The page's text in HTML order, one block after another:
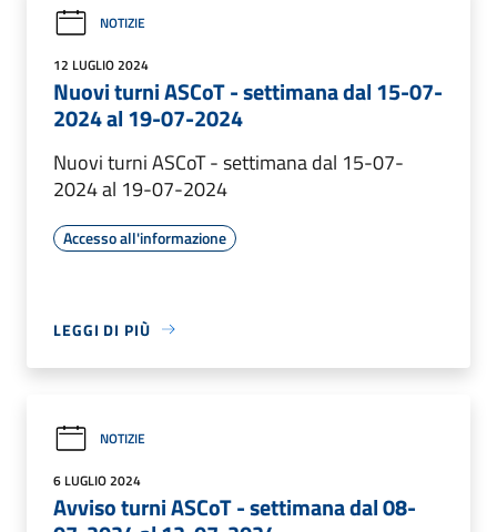
NOTIZIE
12 LUGLIO 2024
Nuovi turni ASCoT - settimana dal 15-07-
2024 al 19-07-2024
Nuovi turni ASCoT - settimana dal 15-07-
2024 al 19-07-2024
Accesso all'informazione
LEGGI DI PIÙ
NOTIZIE
6 LUGLIO 2024
Avviso turni ASCoT - settimana dal 08-